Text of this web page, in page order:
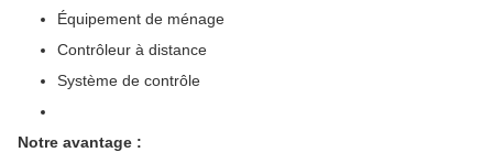
Équipement de ménage
Contrôleur à distance
Système de contrôle
Notre avantage :